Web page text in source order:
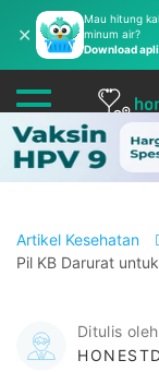
✕
Mau hitung
minum air?
Download
Artikel Kesehatan
Pil KB Darurat
Ditulis oleh